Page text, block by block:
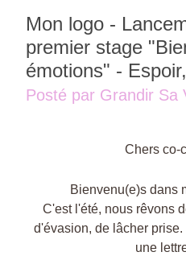
Mon logo -
premier stage
émotions" -
Posté par Grandir Sa
Chers co-
Bienvenu(e)s dans
C'est l'été, nous rêvons
d'évasion, de lâcher
une